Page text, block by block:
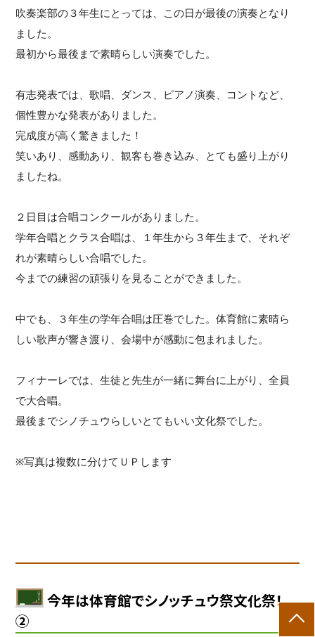
吹奏楽部の３年生にとっては、この日が最後の演奏となり
ました。
最初から最後まで素晴らしい演奏でした。
有志発表では、歌唱、ダンス、ピアノ演奏、コントなど、
個性豊かな発表がありました。
完成度が高く驚きました！
笑いあり、感動あり、観客も巻き込み、とても盛り上がり
ましたね。
２日目は合唱コンクールがありました。
学年合唱とクラス合唱は、１年生から３年生まで、それぞ
れが素晴らしい合唱でした。
今までの練習の頑張りを見ることができました。
中でも、３年生の学年合唱は圧巻でした。体育館に素晴ら
しい歌声が響き渡り、会場中が感動に包まれました。
フィナーレでは、生徒と先生が一緒に舞台に上がり、全員
で大合唱。
最後までシノチュウらしいとてもいい文化祭でした。
※写真は複数に分けてＵＰします
今年は体育館でシノッチュウ祭文化祭！
②